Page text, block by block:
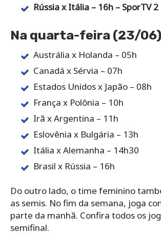
Rússia x Itália – 16h – SporTV 2
Na quarta-feira (23/
Austrália x Holanda – 05h
Canadá x Sérvia – 07h
Estados Unidos x Japão – 08h
França x Polônia – 10h
Irã x Argentina – 11h
Eslovênia x Bulgária – 13h
Itália x Alemanha – 14h30
Brasil x Rússia – 16h
Do outro lado, o time feminino
as semis. No fim da semana, joga
parte da manhã. Confira todos os
semifinal.